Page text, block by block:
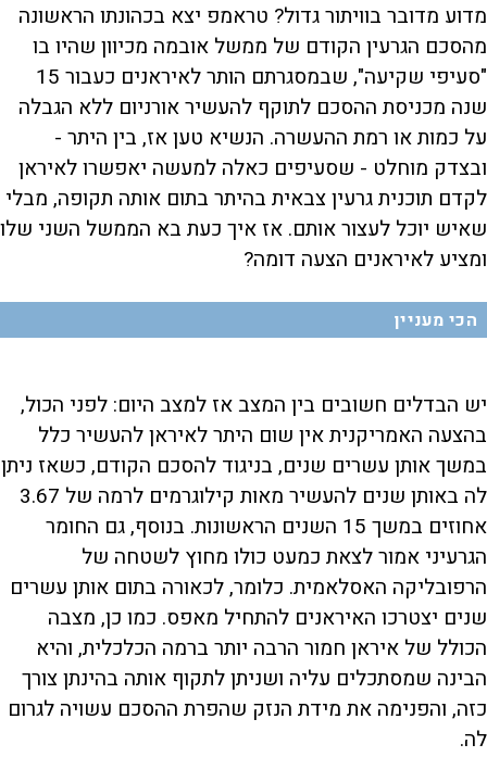
מדוע מדובר בוויתור גדול? טראמפ יצא בכהונתו הראשונה
מהסכם הגרעין הקודם של ממשל אובמה מכיוון שהיו בו
"סעיפי שקיעה", שבמסגרתם הותר לאיראנים כעבור 15
שנה מכניסת ההסכם לתוקף להעשיר אורניום ללא הגבלה
על כמות או רמת ההעשרה. הנשיא טען אז, בין היתר -
ובצדק מוחלט - שסעיפים כאלה למעשה יאפשרו לאיראן
לקדם תוכנית גרעין צבאית בהיתר בתום אותה תקופה, מבלי
שאיש יוכל לעצור אותם. אז איך כעת בא הממשל השני שלו
ומציע לאיראנים הצעה דומה?
הכי מעניין
יש הבדלים חשובים בין המצב אז למצב היום: לפני הכול,
בהצעה האמריקנית אין שום היתר לאיראן להעשיר כלל
במשך אותן עשרים שנים, בניגוד להסכם הקודם, כשאז ניתן
לה באותן שנים להעשיר מאות קילוגרמים לרמה של 3.67
אחוזים במשך 15 השנים הראשונות. בנוסף, גם החומר
הגרעיני אמור לצאת כמעט כולו מחוץ לשטחה של
הרפובליקה האסלאמית. כלומר, לכאורה בתום אותן עשרים
שנים יצטרכו האיראנים להתחיל מאפס. כמו כן, מצבה
הכולל של איראן חמור הרבה יותר ברמה הכלכלית, והיא
הבינה שמסתכלים עליה ושניתן לתקוף אותה בהינתן צורך
כזה, והפנימה את מידת הנזק שהפרת ההסכם עשויה לגרום
לה.